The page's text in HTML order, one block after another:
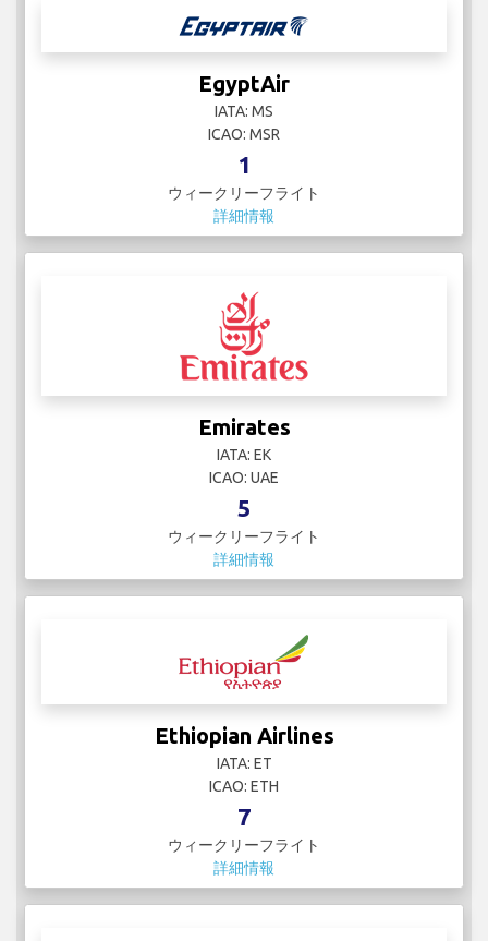
EgyptAir
IATA: MS
ICAO: MSR
1
ウィークリーフライト
詳細情報
Emirates
IATA: EK
ICAO: UAE
5
ウィークリーフライト
詳細情報
Ethiopian Airlines
IATA: ET
ICAO: ETH
7
ウィークリーフライト
詳細情報